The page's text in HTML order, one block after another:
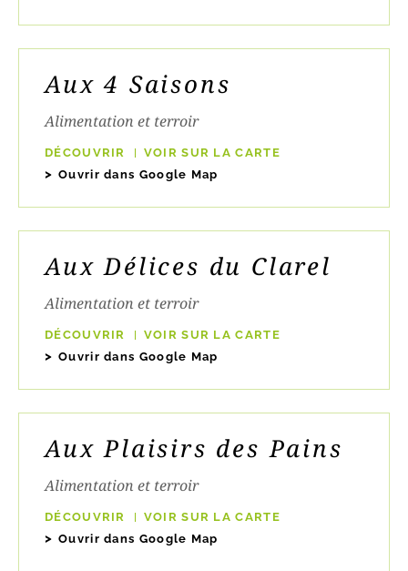
Aux 4 Saisons
Alimentation et terroir
DÉCOUVRIR
VOIR SUR LA CARTE
Ouvrir dans Google Map
Aux Délices du Clarel
Alimentation et terroir
DÉCOUVRIR
VOIR SUR LA CARTE
Ouvrir dans Google Map
Aux Plaisirs des Pains
Alimentation et terroir
DÉCOUVRIR
VOIR SUR LA CARTE
Ouvrir dans Google Map